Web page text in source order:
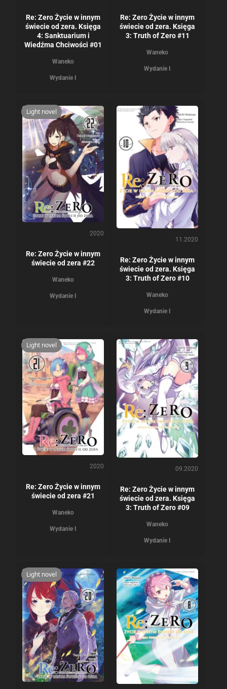
Re: Zero Życie w innym
świecie od zera. Księga
4: Sanktuarium i
Wiedźma Chciwości #01
Waneko
Wydanie I
Re: Zero Życie w innym
świecie od zera. Księga
3: Truth of Zero #11
Waneko
Wydanie I
Light novel
2020
Re: Zero Życie w innym
świecie od zera #22
Waneko
Wydanie I
11.2020
Re: Zero Życie w innym
świecie od zera. Księga
3: Truth of Zero #10
Waneko
Wydanie I
Light novel
2020
Re: Zero Życie w innym
świecie od zera #21
Waneko
Wydanie I
09.2020
Re: Zero Życie w innym
świecie od zera. Księga
3: Truth of Zero #09
Waneko
Wydanie I
Light novel